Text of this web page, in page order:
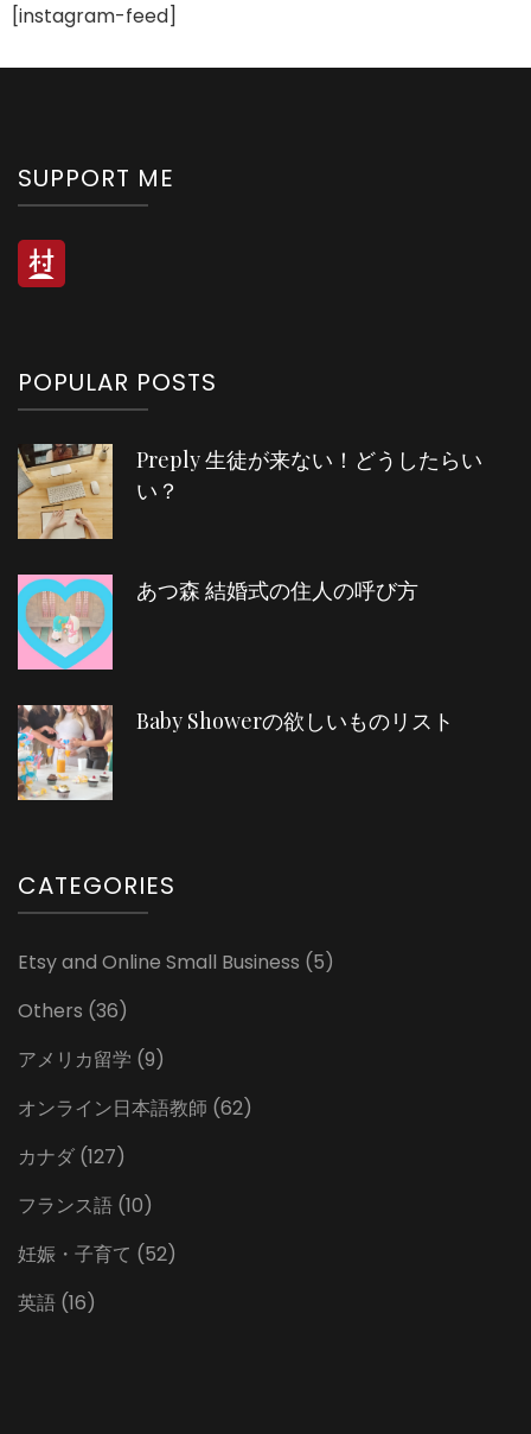
の
順
[instagram-feed]
SUPPORT ME
POPULAR POSTS
Preply 生徒が来ない！どうしたらい
い？
あつ森 結婚式の住人の呼び方
Baby Showerの欲しいものリスト
CATEGORIES
Etsy and Online Small Business (5)
Others (36)
アメリカ留学 (9)
オンライン日本語教師 (62)
カナダ (127)
フランス語 (10)
妊娠・子育て (52)
英語 (16)